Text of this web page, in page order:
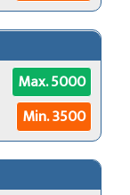
Max. 5000
Min. 3500